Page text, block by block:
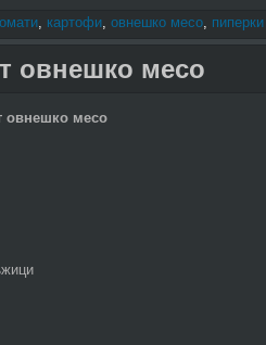
, картофи, овнешко месо, пиперки
овнешко месо
овнешко месо